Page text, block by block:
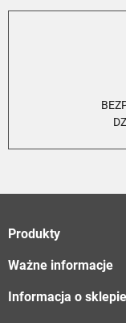
Produkty
Ważne informacje
Informacja o sklepie